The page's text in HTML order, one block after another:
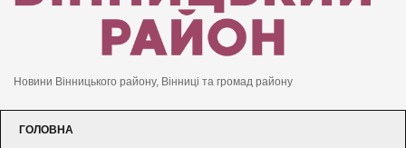
Новини Вінницького району, Вінниці та громад району
ГОЛОВНА